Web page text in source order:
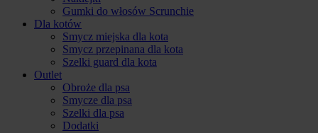
Gumki do włosów Scrunchie
Dla kotów
Smycz miejska dla kota
Smycz przepinana dla kota
Szelki guard dla kota
Outlet
Obroże dla psa
Smycze dla psa
Szelki dla psa
Dodatki